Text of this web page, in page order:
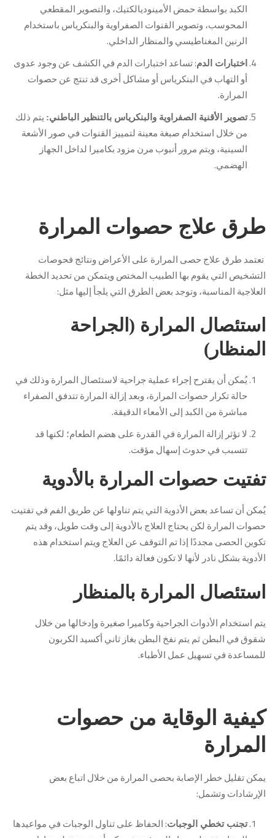
الكبد بواسطة حمض الأمينوديالكتيك، والتصوير المقطعي
المحوسب، وتصوير القنوات الصفراوية والبنكرياس باستخدام
الرنين المغناطيسي والمنظار الداخلي.
اختبارات الدم: تساعد اختبارات الدم في الكشف عن وجود عدوى
أو التهاب في البنكرياس أو مشاكل أخرى قد تنتج عن حصوات
المرارة.
تصوير الأقنية الصفراوية والبنكرياس بالتنظير الباطني: يتم ذلك
من خلال استخدام صبغة معينة لتمييز القنوات في صور الأشعة
السينية، ويتم مرور أنبوب مرن مزود بكاميرا لداخل الجهاز
الهضمي.
طرق علاج حصوات المرارة
تعتمد طرق علاج حصى المرارة على الأعراض ونتائج فحوصات
التشخيص التي يقوم بها الطبيب المختص ويتمكن من تحديد الخطة
العلاجية المناسبة، وتوجد بعض الطرق التي يلجأ إليها مثل:
استئصال المرارة (الجراحة
المنظار)
يُمكن أن يقترح إجراء عملية جراحية لاستئصال المرارة وذلك في
حالة تكرار حصوات المرارة، وبعد إزالة المرارة تتدفق الصفراء
مباشرة من الكبد إلى الأمعاء الدقيقة.
لا تؤثر إزالة المرارة في القدرة على هضم الطعام؛ لكنها قد
تتسبب في حدوث إسهال مؤقت.
تفتيت حصوات المرارة بالأدوية
يُمكن أن تساعد بعض الأدوية التي يتم تناولها عن طريق الفم في تفتيت
حصوات المرارة لكن يحتاج العلاج بالأدوية إلى وقت طويل، وقد يتم
تكوين الحصى مجددًا إذا تم التوقف عن العلاج ويتم استخدام هذه
الأدوية بشكل نادر لأنها لا تكون فعالة دائمًا.
استئصال المرارة بالمنظار
يتم استخدام الأدوات الجراحية وكاميرا صغيرة وإدخالها من خلال
شقوق في البطن ثم يتم نفخ البطن بغاز ثاني أكسيد الكربون
للمساعدة في تسهيل عمل الأطباء.
كيفية الوقاية من حصوات
المرارة
يمكن تقليل خطر الإصابة بحصى المرارة من خلال اتباع بعض
الإرشادات وتشمل:
تجنب تخطي الوجبات: الحفاظ على تناول الوجبات في مواعيدها